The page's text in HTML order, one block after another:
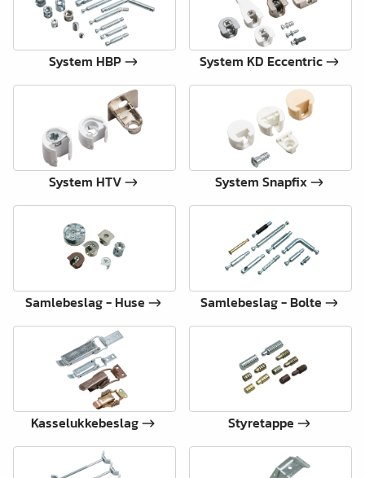
System HBP System KD Eccentric
System HTV System Snapfix
Samlebeslag - Huse Samlebeslag - Bolte
Kasselukkebeslag Styretappe